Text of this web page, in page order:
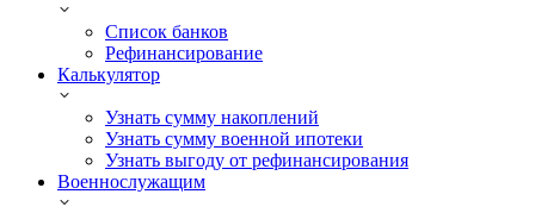
Список банков
Рефинансирование
Калькулятор
Узнать сумму накоплений
Узнать сумму военной ипотеки
Узнать выгоду от рефинансирования
Военнослужащим